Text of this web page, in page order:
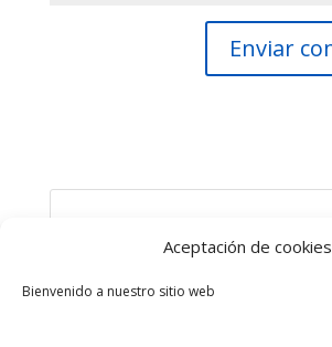
Aceptación de cookies
Bienvenido a nuestro sitio web